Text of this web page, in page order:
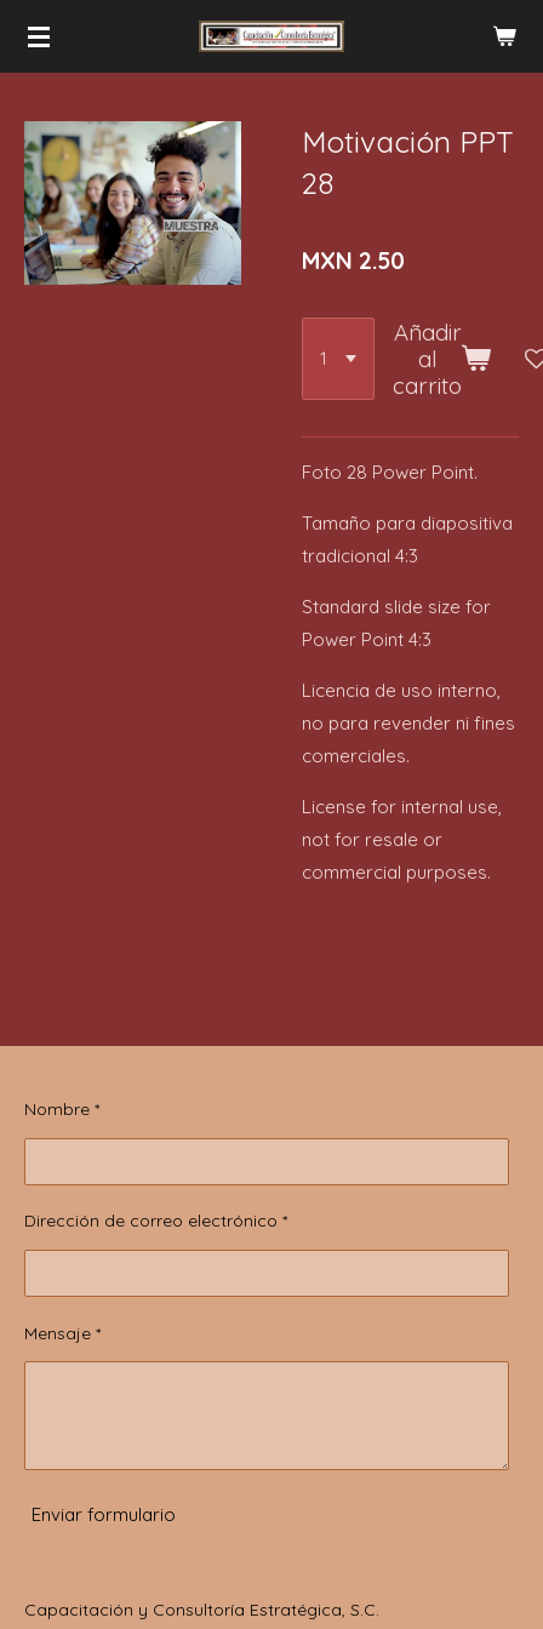
principal
Motivación PPT
28
MXN 2.50
Añadir
al
carrito
Foto 28 Power Point.
Tamaño para diapositiva
tradicional 4:3
Standard slide size for
Power Point 4:3
Licencia de uso interno,
no para revender ni fines
comerciales.
License for internal use,
not for resale or
commercial purposes.
Nombre *
Dirección de correo electrónico *
Mensaje *
Enviar formulario
Capacitación y Consultoría Estratégica, S.C.